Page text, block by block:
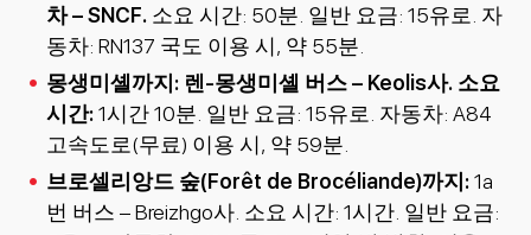
차 – SNCF. 소요 시간: 50분. 일반 요금: 15유로. 자
동차: RN137 국도 이용 시, 약 55분.
몽생미셸까지: 렌-몽생미셸 버스 – Keolis사. 소요
시간:1시간 10분. 일반 요금: 15유로. 자동차: A84
고속도로(무료) 이용 시, 약 59분.
브로셀리앙드 숲(Forêt de Brocéliande)까지:1a
번 버스 – Breizhgo사. 소요 시간: 1시간. 일반 요금: